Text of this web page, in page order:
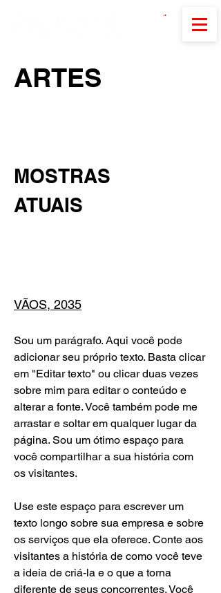
ARTES
MOSTRAS
ATUAIS
VÃOS, 2035
Sou um parágrafo. Aqui você pode
adicionar seu próprio texto. Basta clicar
em "Editar texto" ou clicar duas vezes
sobre mim para editar o conteúdo e
alterar a fonte. Você também pode me
arrastar e soltar em qualquer lugar da
página. Sou um ótimo espaço para
você compartilhar a sua história com
os visitantes.
Use este espaço para escrever um
texto longo sobre sua empresa e sobre
os serviços que ela oferece. Conte aos
visitantes a história de como você teve
a ideia de criá-la e o que a torna
diferente de seus concorrentes. Você